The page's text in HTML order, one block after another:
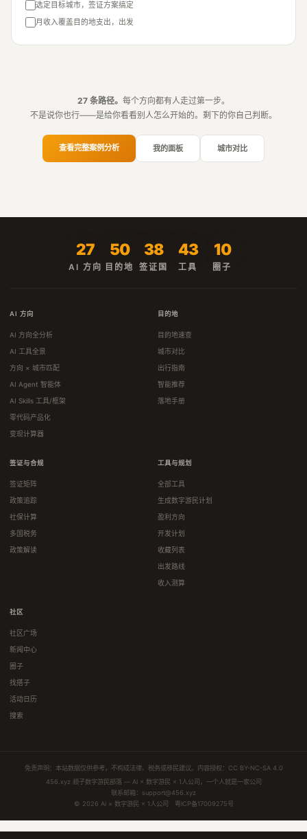
选定目标城市，签证方案搞定
月收入覆盖目的地支出，出发
27 条路径。 每个方向都有人走过第一步。
不是说你也行——是给你看看别人怎么开始的。剩下的你自己判断。
查看完整案例分析 我的面板 城市对比
27
AI 方向
50
目的地
38
签证国
43
工具
10
圈子
AI 方向
AI 方向全分析
AI 工具全景
方向 × 城市匹配
AI Agent 智能体
AI Skills 工具/框架
零代码产品化
变现计算器
目的地
目的地速查
城市对比
出行指南
智能推荐
落地手册
签证与合规
签证矩阵
政策追踪
社保计算
多国税务
政策解读
工具与规划
全部工具
生成数字游民计划
盈利方向
开发计划
收藏列表
出发路线
收入测算
社区
社区广场
新闻中心
圈子
找搭子
活动日历
搜索
免责声明：本站数据仅供参考，不构成法律、税务或移民建议。内容授权： CC BY-NC-SA 4.0
456.xyz 顺子数字游民部落 — AI × 数字游民 × 1人公司，一个人就是一家公司
联系邮箱： support@456.xyz
© 2026 Ai × 数字游民 × 1人公司
粤ICP备17009275号